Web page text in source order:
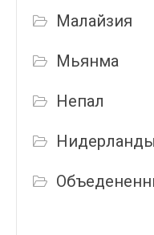
Малайзия
Мьянма
Непал
Нидерланды